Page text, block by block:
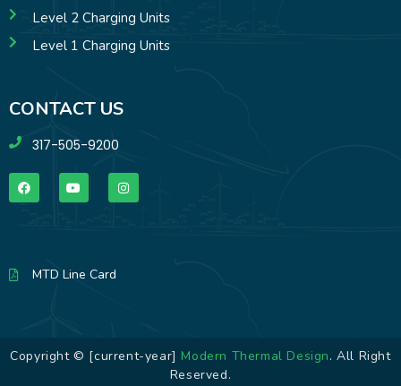
Level 2 Charging Units
Level 1 Charging Units
CONTACT US
317-505-9200
MTD Line Card
Copyright © [current-year] Modern Thermal Design. All Right
Reserved.